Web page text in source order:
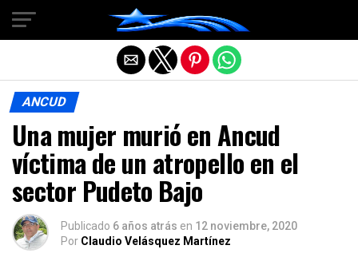
ANCUD
Una mujer murió en Ancud
víctima de un atropello en el
sector Pudeto Bajo
Publicado 6 años atrás en 12 noviembre, 2020
Por Claudio Velásquez Martínez
Salir de la versión móvil